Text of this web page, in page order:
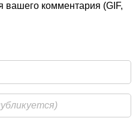
вашего комментария (GIF,